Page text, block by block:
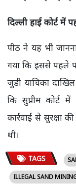
दिल्ली हाई कोर्ट में
पीठ ने यह भी
गया कि इससे पहले
जुड़ी याचिका
कि सुप्रीम कोर्ट में
कार्रवाई से सुरक्षा
थी।
TAGS
ILLEGAL SAND